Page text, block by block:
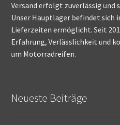
Versand erfolgt zuverlässig und
Unser Hauptlager befindet sich
Lieferzeiten ermöglicht. Seit
Erfahrung, Verlässlichkeit und
um Motorradreifen.
Neueste Beiträge